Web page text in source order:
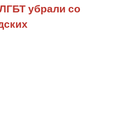
убрали со